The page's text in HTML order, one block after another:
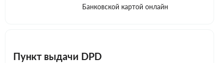
Банковской картой онлайн
Пункт выдачи DPD